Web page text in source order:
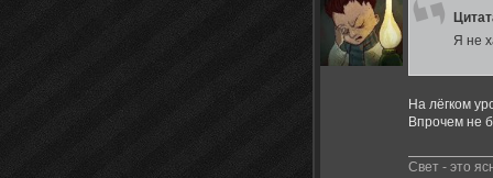
Я не
На лёгком
Впрочем не
Свет - это